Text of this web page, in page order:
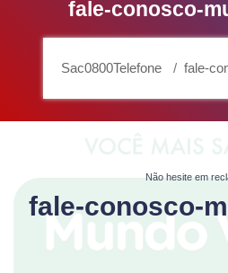
fale-conosco-
Sac0800Telefone fale-
Não hesite em
fale-conosco-